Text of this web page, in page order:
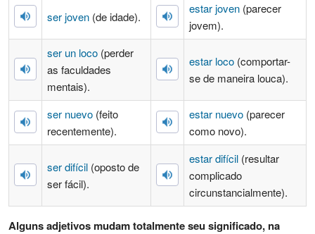
ser joven (de idade).
estar joven (parecer
jovem).
ser un loco (perder
as faculdades
mentais).
estar loco (comportar-
se de maneira louca).
ser nuevo (feito
recentemente).
estar nuevo (parecer
como novo).
ser difícil (oposto de
ser fácil).
estar difícil (resultar
complicado
circunstancialmente).
Alguns adjetivos mudam totalmente seu significado, na